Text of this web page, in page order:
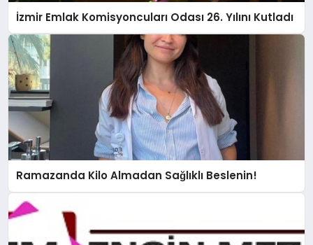
İzmir Emlak Komisyoncuları Odası 26. Yılını Kutladı
Ramazanda Kilo Almadan Sağlıklı Beslenin!